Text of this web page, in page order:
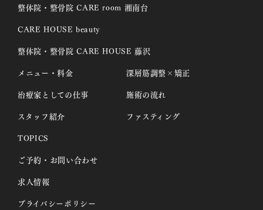
整体院・整骨院 CARE room 湘南台
CARE HOUSE beauty
整体院・整骨院 CARE HOUSE 藤沢
メニュー・料金
治療家としての仕事
スタッフ紹介
深層筋調整×矯正
施術の流れ
ファスティング
TOPICS
ご予約・お問い合わせ
求人情報
プライバシーポリシー